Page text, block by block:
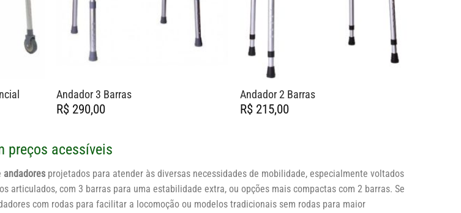
preços acessíveis
andadoresprojetados para atender às diversas necessidades de mobilidade, especialmente voltados
articulados, com 3 barras para uma estabilidade extra, ou opções mais compactas com 2 barras. Se
com rodas para facilitar a locomoção ou modelos tradicionais sem rodas para maior
Andador 3 Barras
R$ 290,00
Andador 2 Barras
R$215,00